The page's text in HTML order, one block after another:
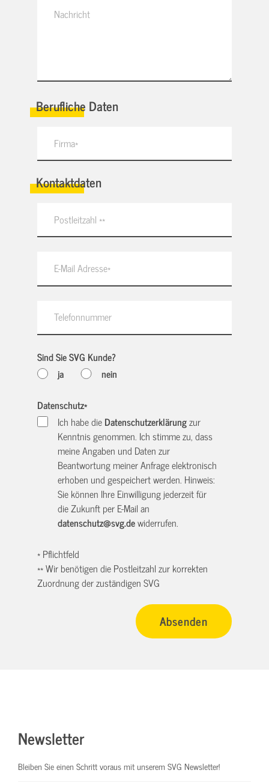
Berufliche Daten
Kontaktdaten
Sind Sie SVG Kunde?
ja
nein
Datenschutz*
Ich habe dieDatenschutzerklärungzur
Kenntnis genommen. Ich stimme zu, dass
meine Angaben und Daten zur
Beantwortung meiner Anfrage elektronisch
erhoben und gespeichert werden. Hinweis:
Sie können Ihre Einwilligung jederzeit für
die Zukunft per E-Mail an
datenschutz@svg.dewiderrufen.
* Pflichtfeld
** Wir benötigen die Postleitzahl zur korrekten
Zuordnung der zuständigen SVG
Newsletter
Bleiben Sie einen Schritt voraus mit unserem SVG Newsletter!